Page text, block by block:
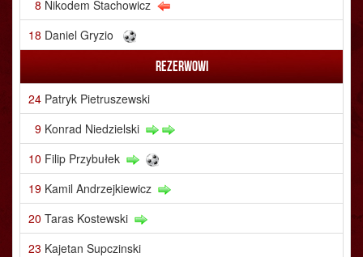
8 Nikodem Stachowicz
18 Daniel Gryzio
Rezerwowi
24 Patryk Pietruszewski
9 Konrad Niedzielski
10 Filip Przybułek
19 Kamil Andrzejkiewicz
20 Taras Kostewski
23 Kajetan Supczinski